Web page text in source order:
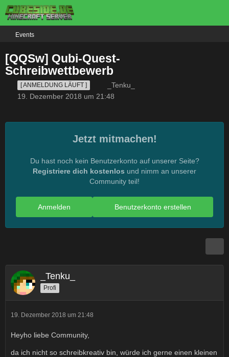
Events
[QQSw] Qubi-Quest-
Schreibwettbewerb
[ ANMELDUNG LÄUFT ]
_Tenku_
19. Dezember 2018 um 21:48
Jetzt mitmachen!
Du hast noch kein Benutzerkonto auf unserer Seite?
Registriere dich kostenlos und nimm an unserer
Community teil!
Benutzerkonto erstellen
Anmelden
_Tenku_
Profi
19. Dezember 2018 um 21:48
Heyho liebe Community,
da ich nicht so schreibkreativ bin, würde ich gerne einen kleinen